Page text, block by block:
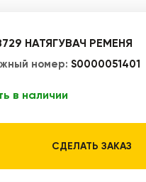
НАТЯГУВАЧ РЕМЕНЯ
номер: S0000051401
в наличии
СДЕЛАТЬ ЗАКАЗ